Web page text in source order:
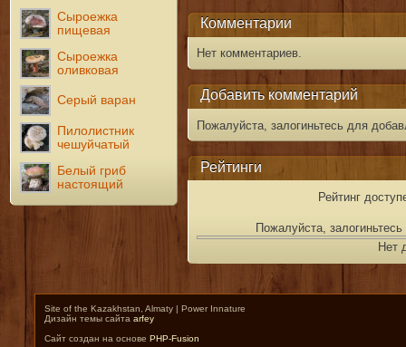
Сыроежка
пищевая
Сыроежка
оливковая
Серый варан
Пилолистник
чешуйчатый
Белый гриб
настоящий
Комментарии
Нет комментариев.
Добавить комментарий
Пожалуйста, залогиньтесь для
Рейтинги
Рейтинг
Пожалуйста,
Нет
Site of the Kazakhstan, Almaty | Power Innature
Дизайн темы сайта arfey
Сайт создан на основе PHP-Fusion